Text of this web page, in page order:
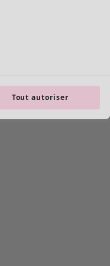
Tout autoriser